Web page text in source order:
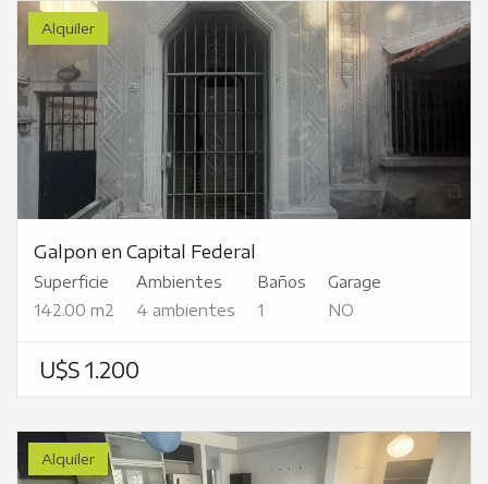
Alquiler
Galpon en Capital Federal
Superficie
142.00 m2
Ambientes
4 ambientes
Baños
1
Garage
NO
U$S 1.200
Alquiler